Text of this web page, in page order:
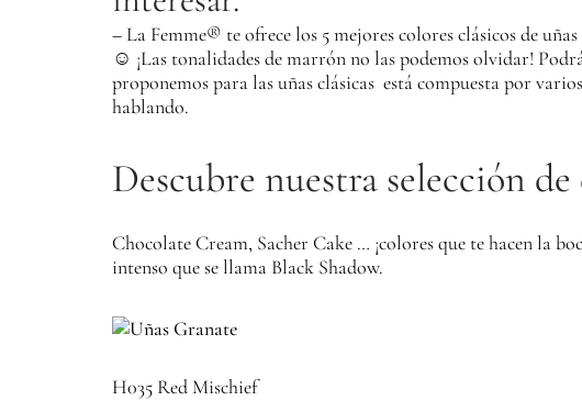
– La Femme® te ofrece los 5 mejores colores clásicos de
☺ ¡Las tonalidades de marrón no las podemos olvidar!
proponemos para las uñas clásicas está compuesta por
hablando.
Descubre nuestra selección de
Chocolate Cream, Sacher Cake … ¡colores que te hacen la
intenso que se llama Black Shadow.
H035 Red Mischief